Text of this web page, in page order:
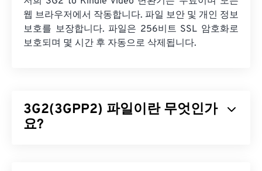
웹 브라우저에서 작동합니다. 파일 보안 및 개인 정보
보호를 보장합니다. 파일은 256비트 SSL 암호화로
보호되며 몇 시간 후 자동으로 삭제됩니다.
3G2(3GPP2) 파일이란 무엇인가
요?